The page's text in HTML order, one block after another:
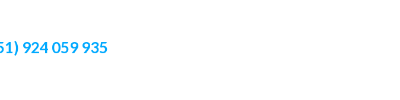
924 059 935